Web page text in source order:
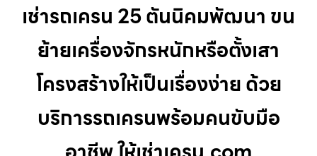
เช่ารถเครน 25 ตันนิคมพัฒนา ขน
ย้ายเครื่องจักรหนักหรือตั้งเสา
โครงสร้างให้เป็นเรื่องง่าย ด้วย
บริการรถเครนพร้อมคนขับมือ